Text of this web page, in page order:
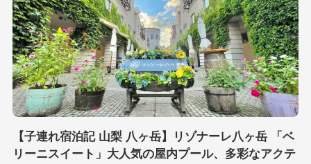
【子連れ宿泊記 山梨 八ヶ岳】リゾナーレ八ヶ岳 「ベ
リーニスイート」大人気の屋内プール、多彩なアクテ